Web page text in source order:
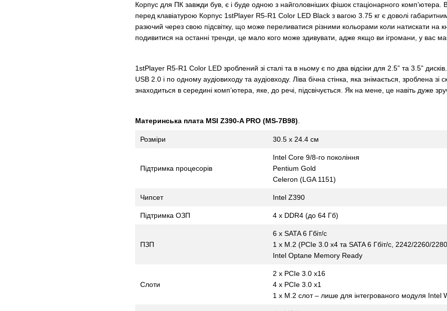
Корпус для ПК завжди був, є і буде одною з найголовніших фішок стаціонарного
перед клавіатурою Корпус 1stPlayer R5-R1 Color LED Black з вагою 3.75 кг є доволі
разючий через свою підсвітку, що може переливатися різними кольорами коли натискати на
подивитися на останні тренди, це мало кого може здивувати, адже якщо ви ігромани, у вас
1stPlayer R5-R1 Color LED зроблений зі сталі та в ньому є по два відсіки для 2.5” та 3.5”
USB 2.0 і по одному аудіовиходу та аудіовходу. Ліва бічна стінка, яка знімається, зроблена
знаходиться в середині комп’ютера, яке, до речі, підсвічується. Як на мене, це навіть дуже
Материнська плата MSI Z390-A PRO (MS-7B98)
Розміри 30.5 х 24.4 см
Підтримка процесорів
Intel Core 9/8-го покоління
Pentium Gold
Celeron (LGA 1151)
Чипсет Intel Z390
Підтримка ОЗП 4 х DDR4 (до 64 Гб)
ПЗП
6 х SATA 6 Гбіт/с
1 х M.2 (PCIe 3.0 x4 та SATA 6 Гбіт/с, 2242/2260/
Intel Optane Memory Ready
Слоти
2 x PCIe 3.0 x16
4 x PCIe 3.0 x1
1 x M.2 слот – лише для інтегрованого модуля Intel